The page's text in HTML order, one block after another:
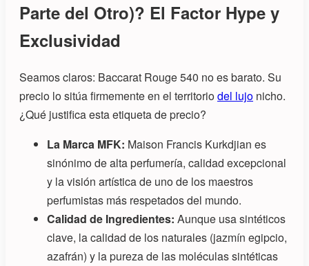
Parte del Otro)? El Factor Hype y
Exclusividad
Seamos claros: Baccarat Rouge 540 no es barato. Su
precio lo sitúa firmemente en el territoriodel lujo nicho.
¿Qué justifica esta etiqueta de precio?
La Marca MFK: Maison Francis Kurkdjian es
sinónimo de alta perfumería, calidad excepcional
y la visión artística de uno de los maestros
perfumistas más respetados del mundo.
Calidad de Ingredientes: Aunque usa sintéticos
clave, la calidad de los naturales (jazmín egipcio,
azafrán) y la pureza de las moléculas sintéticas